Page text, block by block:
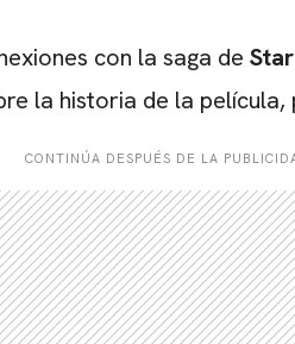
con la saga de
la historia de la película,
CONTINÚA DESPUÉS DE LA